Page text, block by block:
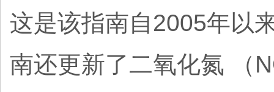
这是该指南自2005年以
南还更新了二氧化氮 （